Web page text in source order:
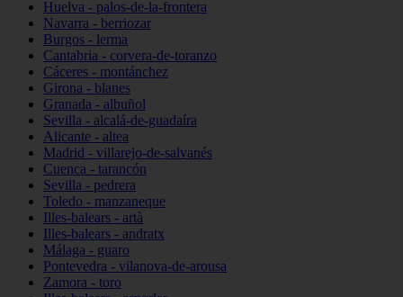
Huelva - palos-de-la-frontera
Navarra - berriozar
Burgos - lerma
Cantabria - corvera-de-toranzo
Cáceres - montánchez
Girona - blanes
Granada - albuñol
Sevilla - alcalá-de-guadaíra
Alicante - altea
Madrid - villarejo-de-salvanés
Cuenca - tarancón
Sevilla - pedrera
Toledo - manzaneque
Illes-balears - artà
Illes-balears - andratx
Málaga - guaro
Pontevedra - vilanova-de-arousa
Zamora - toro